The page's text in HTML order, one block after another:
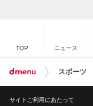
TOP ニュース
スポーツ
サイトご利用にあたって